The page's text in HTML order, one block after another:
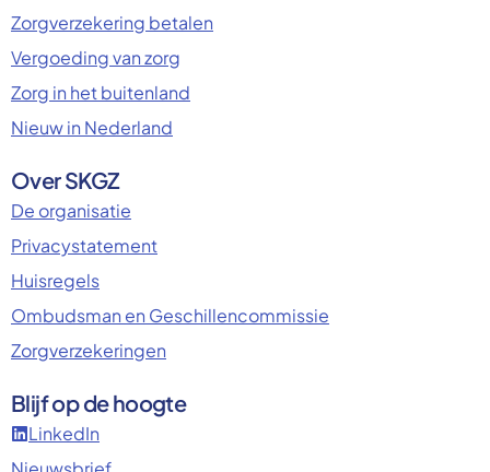
Zorgverzekering betalen
Vergoeding van zorg
Zorg in het buitenland
Nieuw in Nederland
Over SKGZ
De organisatie
Privacystatement
Huisregels
Ombudsman en Geschillencommissie
Zorgverzekeringen
Blijf op de hoogte
LinkedIn